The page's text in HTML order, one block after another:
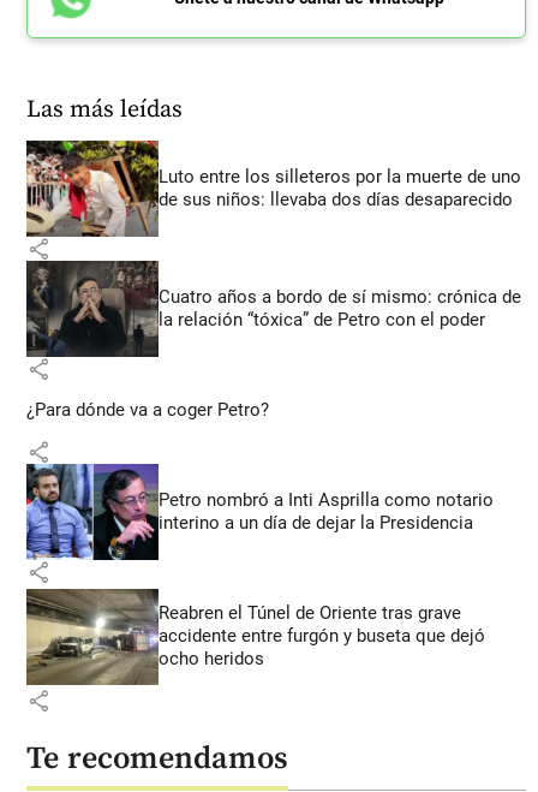
Las más leídas
Luto entre los silleteros por la muerte de uno
de sus niños: llevaba dos días desaparecido
share
Cuatro años a bordo de sí mismo: crónica de
la relación “tóxica” de Petro con el poder
share
¿Para dónde va a coger Petro?
share
Petro nombró a Inti Asprilla como notario
interino a un día de dejar la Presidencia
share
Reabren el Túnel de Oriente tras grave
accidente entre furgón y buseta que dejó
ocho heridos
share
Te recomendamos